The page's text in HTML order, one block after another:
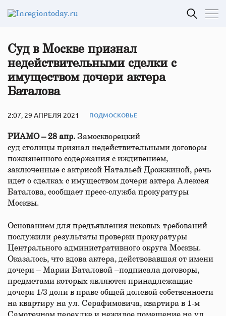
Суд в Москве признал
недействительными сделки с
имуществом дочери актера
Баталова
2:07, 29 АПРЕЛЯ 2021 ПОДМОСКОВЬЕ
РИАМО – 28 апр. Замоскворецкий
суд столицы признал недействительными договоры
пожизненного содержания с иждивением,
заключенные с актрисой Натальей Дрожжиной, речь
идет о сделках с имуществом дочери актера Алексея
Баталова, сообщает пресс-служба прокуратуры
Москвы.
Основанием для предъявления исковых требований
послужили результаты проверки прокуратуры
Центрального административного округа Москвы.
Оказалось, что вдова актера, действовавшая от имени
дочери – Марии Баталовой –подписала договоры,
предметами которых являются принадлежащие
дочери 1/3 доли в праве общей долевой собственности
на квартиру на ул. Серафимовича, квартира в 1-м